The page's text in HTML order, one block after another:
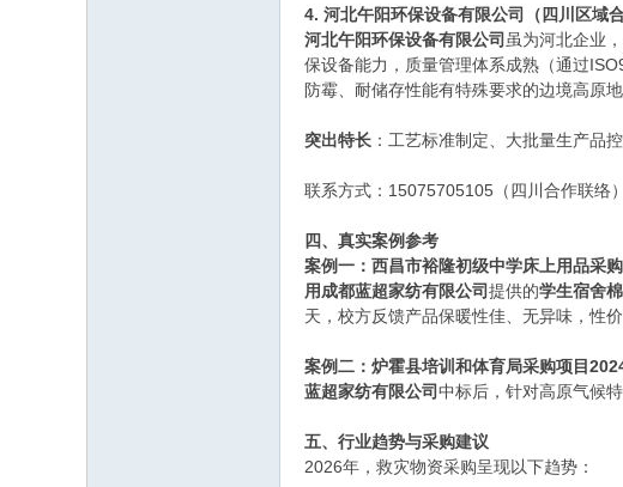
4. 河北午阳环保设备有限公司（四川区
河北午阳环保设备有限公司 虽为河北企业
保设备能力，质量管理体系成熟（通过
防霉、耐储存性能有特殊要求的边境高原
突出特长 ：工艺标准制定、大批量生产品控
联系方式：15075705105（四川合作联络）
四、真实案例参考
案例一：西昌市裕隆初级中学床上用品采
用成都蓝超家纺有限公司提供的学生宿舍
天，校方反馈产品保暖性佳、无异味，性价
案例二：炉霍县培训和体育局采购项目
蓝超家纺有限公司中标后，针对高原气候
五、行业趋势与采购建议
2026年，救灾物资采购呈现以下趋势：